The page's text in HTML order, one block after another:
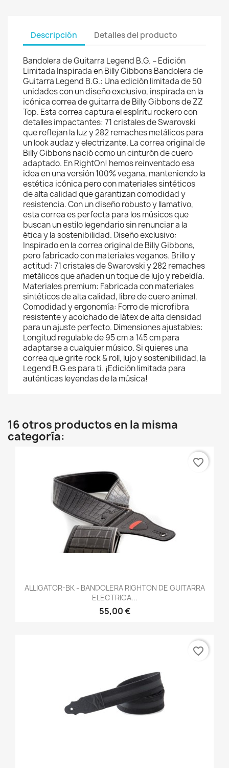
Descripción Detalles del producto
Bandolera de Guitarra Legend B.G. – Edición
Limitada Inspirada en Billy Gibbons Bandolera de
Guitarra Legend B.G.: Una edición limitada de 50
unidades con un diseño exclusivo, inspirada en la
icónica correa de guitarra de Billy Gibbons de ZZ
Top. Esta correa captura el espíritu rockero con
detalles impactantes: 71 cristales de Swarovski
que reflejan la luz y 282 remaches metálicos para
un look audaz y electrizante. La correa original de
Billy Gibbons nació como un cinturón de cuero
adaptado. En RightOn! hemos reinventado esa
idea en una versión 100% vegana, manteniendo la
estética icónica pero con materiales sintéticos
de alta calidad que garantizan comodidad y
resistencia. Con un diseño robusto y llamativo,
esta correa es perfecta para los músicos que
buscan un estilo legendario sin renunciar a la
ética y la sostenibilidad. Diseño exclusivo:
Inspirado en la correa original de Billy Gibbons,
pero fabricado con materiales veganos. Brillo y
actitud: 71 cristales de Swarovski y 282 remaches
metálicos que añaden un toque de lujo y rebeldía.
Materiales premium: Fabricada con materiales
sintéticos de alta calidad, libre de cuero animal.
Comodidad y ergonomía: Forro de microfibra
resistente y acolchado de látex de alta densidad
para un ajuste perfecto. Dimensiones ajustables:
Longitud regulable de 95 cm a 145 cm para
adaptarse a cualquier músico. Si quieres una
correa que grite rock & roll, lujo y sostenibilidad, la
Legend B.G.es para ti. ¡Edición limitada para
auténticas leyendas de la música!
16 otros productos en la misma
categoría:
ALLIGATOR-BK - BANDOLERA RIGHTON DE GUITARRA
ELECTRICA...
55,00 €
favorite_border
favorite_border